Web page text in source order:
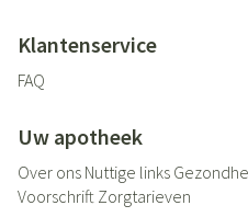
Klantenservice
FAQ
Uw apotheek
Over ons Nuttige links
Voorschrift Zorgtarieven